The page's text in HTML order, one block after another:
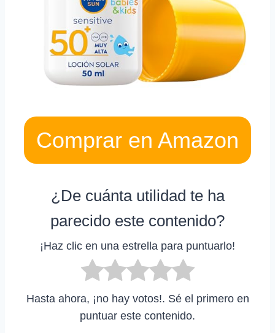
Comprar en Amazon
¿De cuánta utilidad te ha
parecido este contenido?
¡Haz clic en una estrella para puntuarlo!
Hasta ahora, ¡no hay votos!. Sé el primero en
puntuar este contenido.